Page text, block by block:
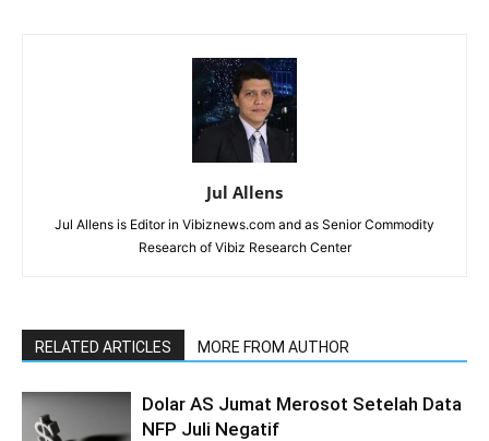
Jul Allens
Jul Allens is Editor in Vibiznews.com and as Senior Commodity
Research of Vibiz Research Center
RELATED ARTICLES MORE FROM AUTHOR
Dolar AS Jumat Merosot Setelah Data
NFP Juli Negatif